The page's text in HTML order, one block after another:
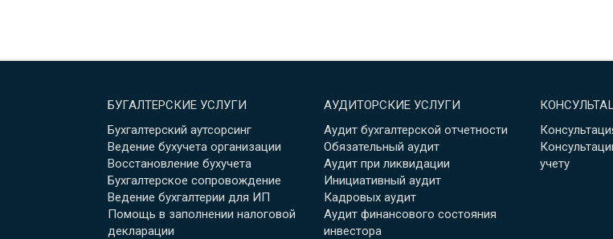
БУГАЛТЕРСКИЕ УСЛУГИ
Бухгалтерский аутсорсинг
Ведение бухучета организации
Восстановление бухучета
Бухгалтерское сопровождение
Ведение бухгалтерии для ИП
Помощь в заполнении налоговой
декларации
АУДИТОРСКИЕ УСЛУГИ
Аудит бухгалтерской отчетности
Обязательный аудит
Аудит при ликвидации
Инициативный аудит
Кадровых аудит
Аудит финансового состояния
инвестора
учету